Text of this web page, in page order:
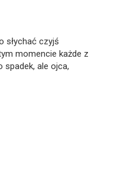
słychać czyjś
momencie każde z
spadek, ale ojca,